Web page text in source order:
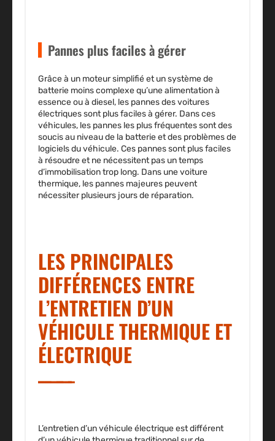
Pannes plus faciles à gérer
Grâce à un moteur simplifié et un système de
batterie moins complexe qu’une alimentation à
essence ou à diesel, les pannes des voitures
électriques sontplus faciles à gérer. Dans ces
véhicules, les pannes les plus fréquentes sont des
soucis au niveau de la batterie et des problèmes de
logiciels du véhicule. Ces pannes sont plus faciles
à résoudre et ne nécessitent pas un temps
d’immobilisation trop long. Dans une voiture
thermique, les pannes majeures peuvent
nécessiter plusieurs jours de réparation.
LES PRINCIPALES
DIFFÉRENCES ENTRE
L’ENTRETIEN D’UN
VÉHICULE THERMIQUE ET
ÉLECTRIQUE
L’entretien d’un véhicule électrique est différent